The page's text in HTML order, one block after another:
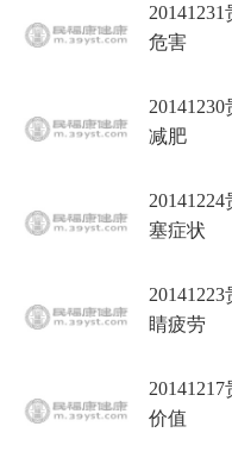
危害
减肥
塞症状
睛疲劳
价值